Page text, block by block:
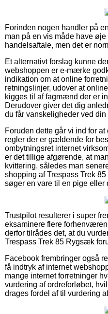
Forinden nogen handler på
man på en vis måde have
handelsaftale, men det er
Et alternativt forslag kunne
webshoppen er e-mærke
indikation om at online
retningslinjer, udover at
kigges til af fagmænd der er
Derudover giver det dig
du får vanskeligheder ved din
Foruden dette går vi ind for
regler der er gældende for
ombytningsret internet
er det tillige afgørende, at
kvittering, således man
shopping af Trespass Trek
søger en vare til en pige eller
Trustpilot resulterer i super
eksaminere flere
derfor tilrådes det, at du
Trespass Trek 85 Rygsæk
Facebook frembringer også
få indtryk af internet
mange internet forretninger
vurdering af ordreforløbet,
drages fordel af til vurdering